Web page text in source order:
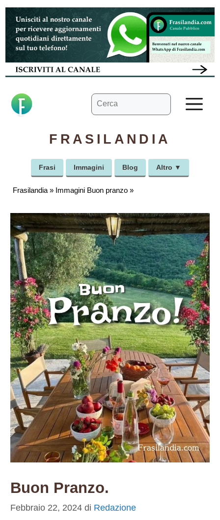
Vai
contenuto
Ricerca
per:
FRASILANDIA
Frasi Immagini Blog Altro ▼
Frasilandia » Immagini Buon pranzo »
Buon Pranzo.
Febbraio 22, 2024 di Redazione